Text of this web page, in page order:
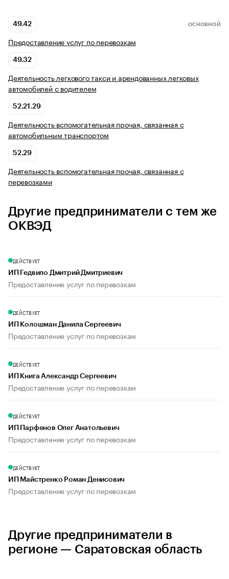
49.42 ОСНОВНОЙ
Предоставление услуг по перевозкам
49.32
Деятельность легкового такси и арендованных легковых
автомобилей с водителем
52.21.29
Деятельность вспомогательная прочая, связанная с
автомобильным транспортом
52.29
Деятельность вспомогательная прочая, связанная с
перевозками
Другие предприниматели с тем же
ОКВЭД
ДЕЙСТВУЕТ
ИП Гедвило Дмитрий Дмитриевич
Предоставление услуг по перевозкам
ДЕЙСТВУЕТ
ИП Колошман Данила Сергеевич
Предоставление услуг по перевозкам
ДЕЙСТВУЕТ
ИП Книга Александр Сергеевич
Предоставление услуг по перевозкам
ДЕЙСТВУЕТ
ИП Парфенов Олег Анатольевич
Предоставление услуг по перевозкам
ДЕЙСТВУЕТ
ИП Майстренко Роман Денисович
Предоставление услуг по перевозкам
Другие предприниматели в
регионе — Саратовская область